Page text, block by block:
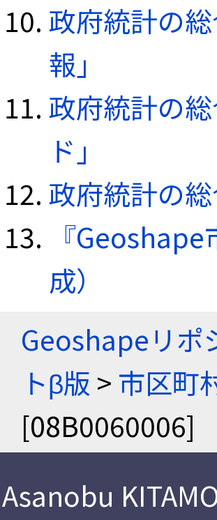
政府統計の
報」
政府統計の
ド」
政府統計の
『
成）
Geoshapeリポ
トβ版 > 市区町
[08B0060006]
Asanobu